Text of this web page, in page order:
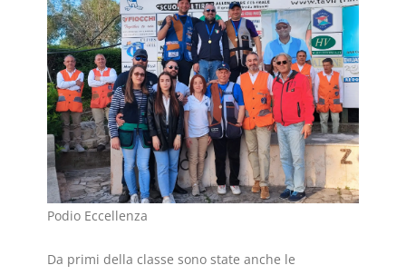
Podio Eccellenza
Da primi della classe sono state anche le